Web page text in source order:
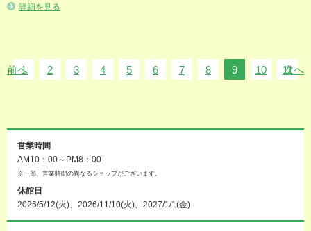
詳細を見る
前へ
1 2 3 4 5 6 7 8 9 10 11
次へ
営業時間
AM10：00～PM8：00
※一部、営業時間の異なるショップがございます。
休館日
2026/5/12(火)、2026/11/10(火)、2027/1/1(金)